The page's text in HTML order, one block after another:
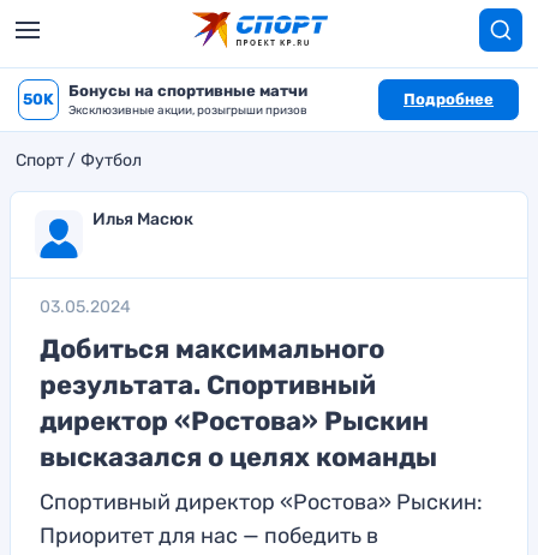
50K Бонусы на спортивные матчи
Эксклюзивные акции, розыгрыши призов
Подробнее
Спорт Футбол
Илья Масюк
03.05.2024
Добиться максимального
результата. Спортивный
директор «Ростова» Рыскин
высказался о целях команды
Спортивный директор «Ростова» Рыскин:
Приоритет для нас — победить в